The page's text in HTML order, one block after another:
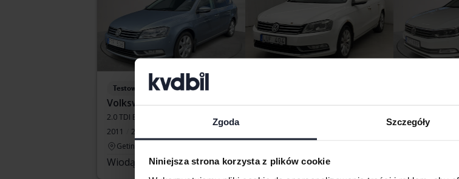
Zgoda Szczegóły
Niniejsza strona korzysta z plików cookie
Testowane
Volkswagen Passat
2.0 TDI BlueMotion Technology Variant 4Motion
2011
299 470 km
Getinge
Wiodąca oferta: 17 500 SEK Wiodąca oferta:
Z finansowaniem